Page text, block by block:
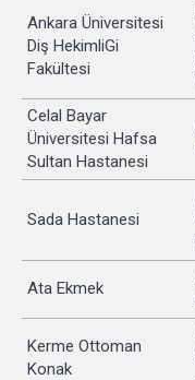
Ankara Üniversitesi
Diş HekimliGi
Fakültesi
Celal Bayar
Üniversitesi Hafsa
Sultan Hastanesi
Sada Hastanesi
Ata Ekmek
Kerme Ottoman
Konak